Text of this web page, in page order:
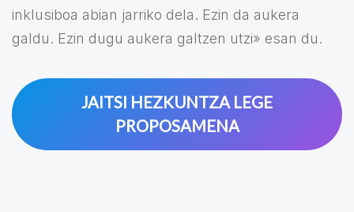
inklusiboa abian jarriko dela. Ezin da aukera
galdu. Ezin dugu aukera galtzen utzi» esan du.
JAITSI HEZKUNTZA LEGE
PROPOSAMENA